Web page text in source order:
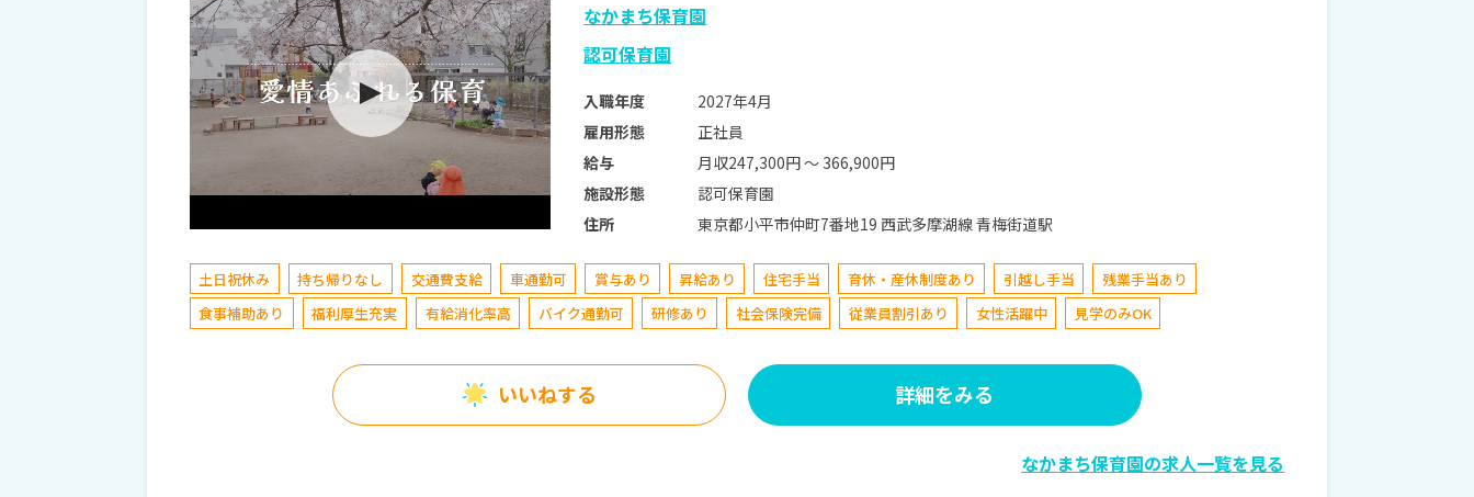
なかまち保育園
認可保育園
入職年度
2027年4月
雇用形態
正社員
給与
月収247,300円 〜 366,900円
施設形態
認可保育園
住所
東京都小平市仲町7番地19​ 西武多摩湖線 青梅街道駅
土日祝休み 持ち帰りなし 交通費支給 車通勤可 賞与あり 昇給あり 住宅手当 育休・産休制度あり 引越し手当
残業手当あり
食事補助あり
福利厚生充実 有給消化率高 バイク通勤可 研修あり 社会保険完備 従業員割引あり 女性活躍中 見学のみOK
いいねする 詳細をみる
なかまち保育園の求人一覧を見る